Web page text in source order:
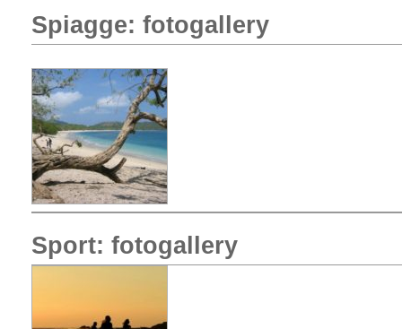
Spiagge: fotogallery
Sport: fotogallery